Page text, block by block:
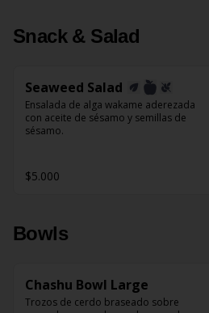
Snack & Salad
Seaweed Salad
Ensalada de alga wakame aderezada
con aceite de sésamo y semillas de
sésamo.
$5.000
Bowls
Chashu Bowl Large
Trozos de cerdo braseado sobre